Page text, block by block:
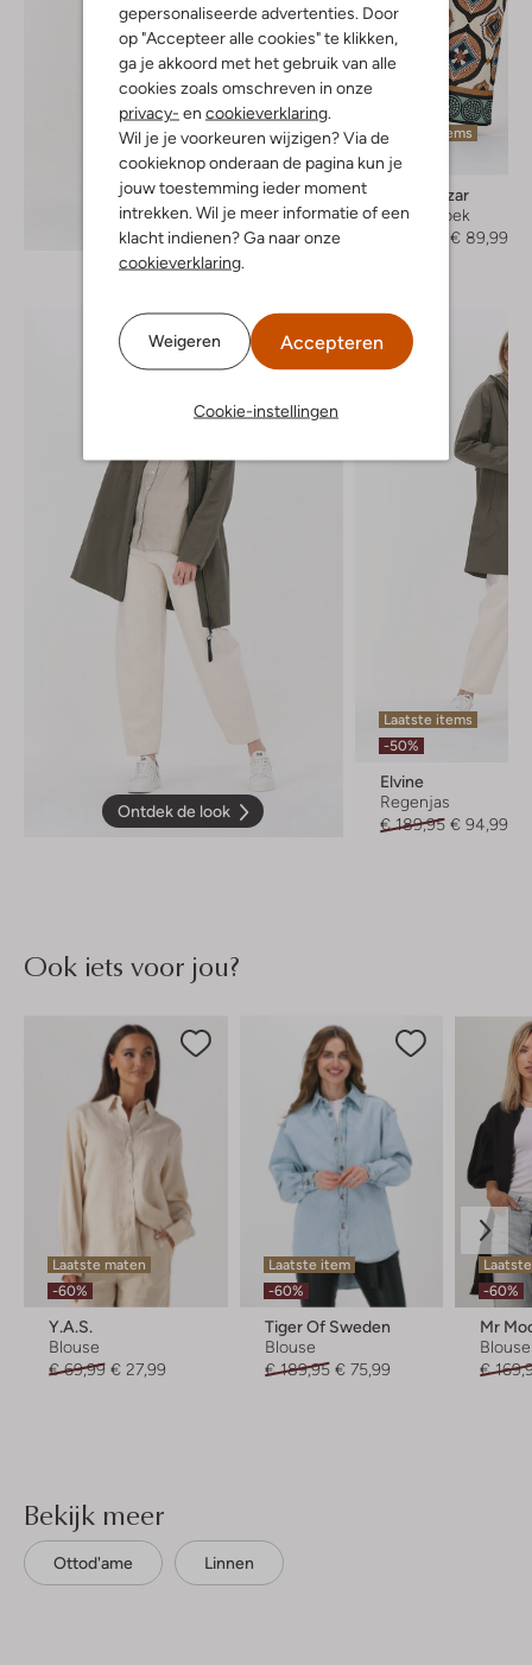
gepersonaliseerde advertenties. Door
op "Accepteer alle cookies" te klikken,
ga je akkoord met het gebruik van alle
cookies zoals omschreven in onze
privacy- en cookieverklaring
Wil je je voorkeuren wijzigen? Via de
cookieknop onderaan de pagina kun je
jouw toestemming ieder moment
intrekken. Wil je meer informatie of een
klacht indienen? Ga naar onze
cookieverklaring
Weigeren Accepteren
Cookie-instellingen
Ontdek de look
Laatste items
-40%
Ana Alcazar
Wijde broek
€ 89,99
Ontdek de look
Laatste items
-50%
Elvine
Regenjas
€ 189,95 € 94,99
Ook iets voor jou?
Laatste maten
-60%
Y.a.s.
Blouse
€ 69,99 € 27,99
Laatste item
-60%
Tiger Of Sweden
Blouse
€ 189,95 € 75,99
-60%
Mr
Blouse
€
Bekijk meer
Ottod'ame Linnen